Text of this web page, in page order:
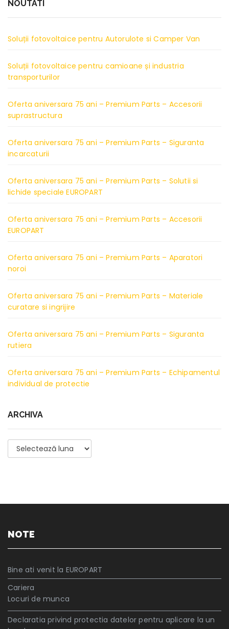
NOUTATI
Soluții fotovoltaice pentru Autorulote si Camper Van
Soluții fotovoltaice pentru camioane și industria
transporturilor
Oferta aniversara 75 ani – Premium Parts – Accesorii
suprastructura
Oferta aniversara 75 ani – Premium Parts – Siguranta
incarcaturii
Oferta aniversara 75 ani – Premium Parts – Solutii si
lichide speciale EUROPART
Oferta aniversara 75 ani – Premium Parts – Accesorii
EUROPART
Oferta aniversara 75 ani – Premium Parts – Aparatori
noroi
Oferta aniversara 75 ani – Premium Parts – Materiale
curatare si ingrijire
Oferta aniversara 75 ani – Premium Parts – Siguranta
rutiera
Oferta aniversara 75 ani – Premium Parts – Echipamentul
individual de protectie
ARCHIVA
Archiva
NOTE
Bine ati venit la EUROPART
Cariera
Locuri de munca
Declaratia privind protectia datelor pentru aplicare la un